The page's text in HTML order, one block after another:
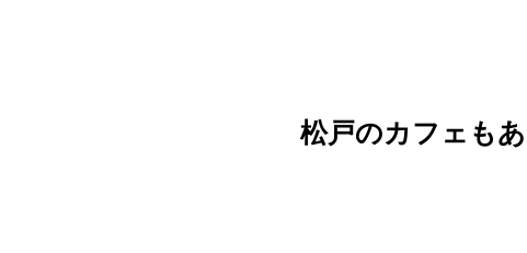
松戸のカフェも